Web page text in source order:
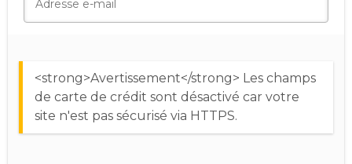
<strong>Avertissement</strong> Les champs
de carte de crédit sont désactivé car votre
site n'est pas sécurisé via HTTPS.